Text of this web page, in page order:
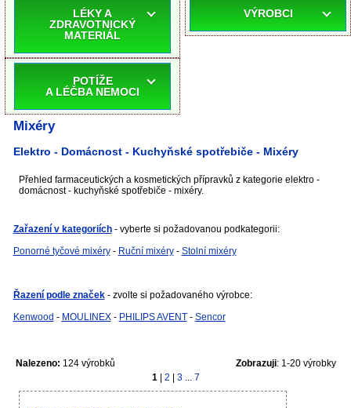
LÉKY A
ZDRAVOTNICKÝ
MATERIÁL
POTÍŽE
A LÉČBA NEMOCI
VÝROBCI
Mixéry
Elektro - Domácnost - Kuchyňské spotřebiče - Mixéry
Přehled farmaceutických a kosmetických přípravků z kategorie elektro -
domácnost - kuchyňské spotřebiče - mixéry.
Zařazení v kategoriích - vyberte si požadovanou podkategorii:
Ponorné tyčové mixéry- Ruční mixéry- Stolní mixéry
Řazení podle značek - zvolte si požadovaného výrobce:
Kenwood - MOULINEX- PHILIPS AVENT- Sencor
Nalezeno: 124 výrobků Zobrazuji: 1-20 výrobky
1
2 3... 7